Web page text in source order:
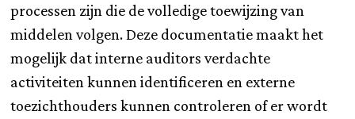
processen zijn die de volledige toewijzing van
middelen volgen. Deze documentatie maakt het
mogelijk dat interne auditors verdachte
activiteiten kunnen identificeren en externe
toezichthouders kunnen controleren of er wordt